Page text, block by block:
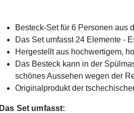
Besteck-Set für 6 Personen aus
Das Set umfasst 24 Elemente -
Hergestellt aus hochwertigem,
Das Besteck kann in der
schönes Aussehen wegen der
Originalprodukt der
Das Set umfasst: